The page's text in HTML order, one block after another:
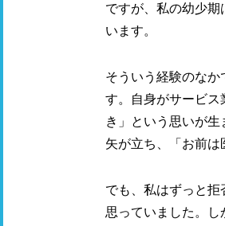
ですが、私の幼少
います。
そういう経験のなか
す。自身がサービス
き」という思いが
矢が立ち、「お前は
でも、私はずっと
思っていました。